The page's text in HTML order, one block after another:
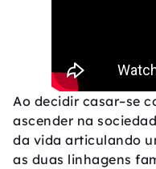
Ao decidir casar–se
ascender na
da vida articulando
as duas linhagens